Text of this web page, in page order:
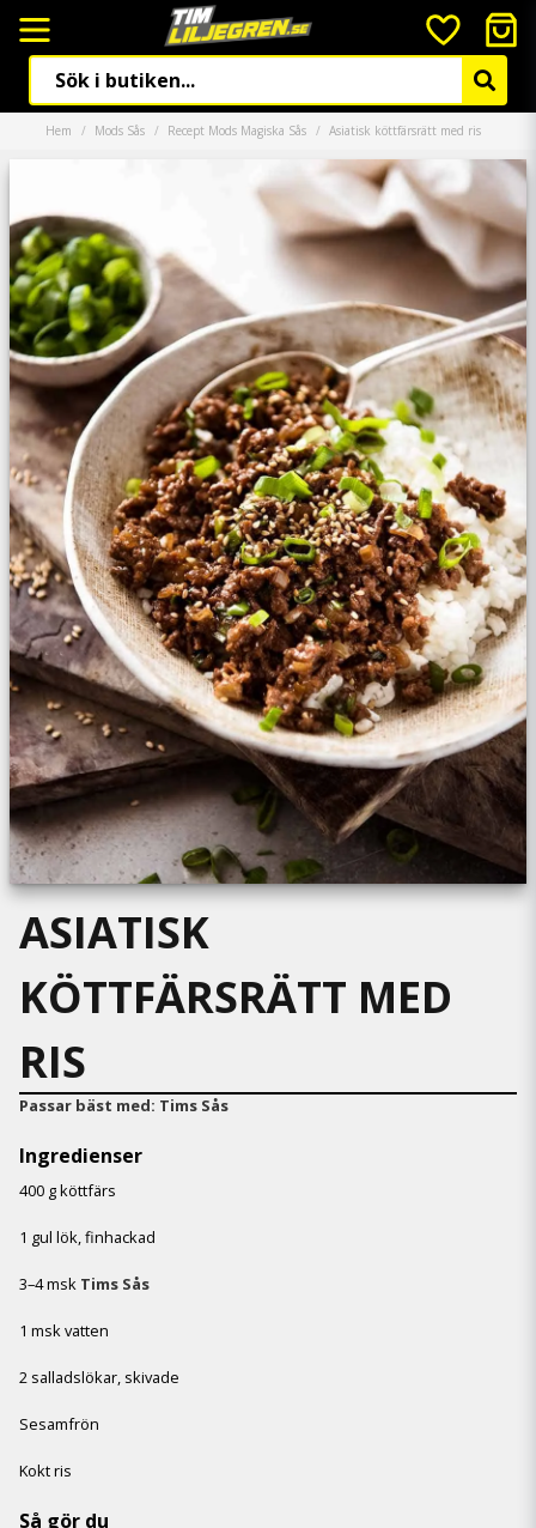
Hem Mods Sås Recept Mods Magiska Sås Asiatisk köttfärsrätt med ris
ASIATISK
KÖTTFÄRSRÄTT MED
RIS
Passar bäst med: Tims Sås
Ingredienser
400 g köttfärs
1 gul lök, finhackad
3–4 msk Tims Sås
1 msk vatten
2 salladslökar, skivade
Sesamfrön
Kokt ris
Så gör du